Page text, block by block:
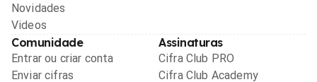
Novidades
Videos
Comunidade
Entrar ou criar conta
Enviar cifras
Assinaturas
Cifra Club PRO
Cifra Club Academy